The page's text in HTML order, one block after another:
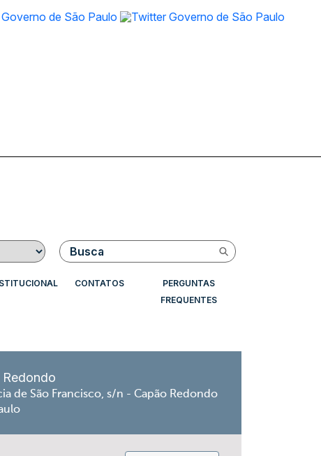
Buscar
CONTATOS
PERGUNTAS
FREQUENTES
Redondo
de São Francisco, s/n - Capão Redondo